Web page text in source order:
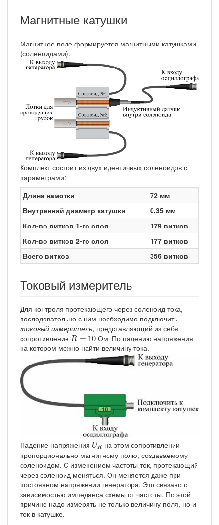
Магнитные катушки
Магнитное поле формируется магнитными катушками
(соленоидами).
Комплект состоит из двух идентичных соленоидов с
параметрами:
Длина намотки
72 мм
Внутренний диаметр катушки
0,35 мм
Кол-во витков 1-го слоя
179 витков
Кол-во витков 2-го слоя
177 витков
Всего витков
356 витков
Токовый измеритель
Для контроля протекающего через соленоид тока,
последовательно с ним необходимо подключить
токовый измеритель, представляющий из себя
сопротивление R = 10
R=10
Ом. По падению напряжения
на котором можно найти величину тока.
Падение напряжения UR
UR на этом сопротивлении
пропорционально магнитному полю, создаваемому
соленоидом. С изменением частоты ток, протекающий
через соленоид меняться. Он меняется даже при
постоянном напряжении генератора. Это связано с
зависимостью импеданса схемы от частоты. По этой
причине надо измерять не только величину поля, но и
ток в катушке.